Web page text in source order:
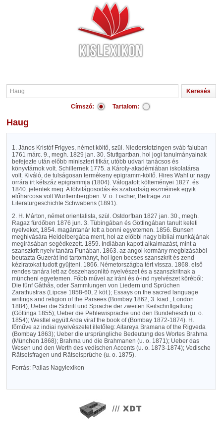
Címszó: Tartalom:
Haug
1. János Kristóf Frigyes, német költő, szül. Niederstotzingen sváb faluban
1761 márc. 9., megh. 1829 jan. 30. Stuttgartban, hol jogi tanulmányainak
befejezte után előbb miniszteri titkár, utóbb udvari tanácsos és
könyvtárnok volt. Schillernek 1775. a Károly-akadémiában iskolatársa
volt. Kiváló, de tulságosan termékeny epigramm-költő. Hires Wahl ur nagy
orrára irt kétszáz epigrammja (1804). Válogatott költeményei 1827. és
1840. jelentek meg. A fölvilágosodás és szabadság eszméinek egyik
előharcosa volt Württembergben. V. ö. Fischer, Beiträge zur
Literaturgeschichte Schwabens (1891).
2. H. Márton, német orientalista, szül. Ostdorfban 1827 jan. 30., megh.
Ragaz fürdőben 1876 jun. 3. Tübingában és Göttingában tanult keleti
nyelveket, 1854. magántanár lett a bonni egyetemen. 1856. Bunsen
meghivására Heidelbergába ment, hol az előbbi nagy bibliai munkájának
megirásában segédkezett. 1859. Indiában kapott alkalmazást, mint a
szanszkrit nyelv tanára Punában. 1863. az angol kormány megbizásából
beutazta Guzerát ind tartományt, hol igen becses szanszkrit és zend
kéziratokat tudott gyüjteni. 1866. Németországba tért vissza. 1868. első
rendes tanára lett az összehasonlító nyelvészet és a szanszkritnak a
müncheni egyetemen. Főbb művei az iráni és ó-ind nyelvészet köréből:
Die fünf Gâthâs, oder Sammlungen von Liedern und Sprüchen
Zarathustras (Lipcse 1858-60, 2 köt.); Essays on the sacred language
writings and religion of the Parsees (Bombay 1862, 3. kiad., London
1884); Ueber die Schrift und Sprache der zweiten Keilschriftgattung
(Göttinga 1855); Ueber die Pehlewisprache und den Bundehesch (u. o.
1854); Westtel együtt Arda viraf the book of (Bombay 1872-1874). H.
főműve az indiai nyelvészetet illetőleg: Aitareya Bramana of the Rigveda
(Bombay 1863); Ueber die ursprüngliche Bedeutung des Wortes Brahma
(München 1868); Brahma und die Brahmanen (u. o. 1871); Ueber das
Wesen und den Werth des vedischen Accents (u. o. 1873-1874); Vedische
Rätselsfragen und Rätselsprüche (u. o. 1875).
Forrás: Pallas Nagylexikon